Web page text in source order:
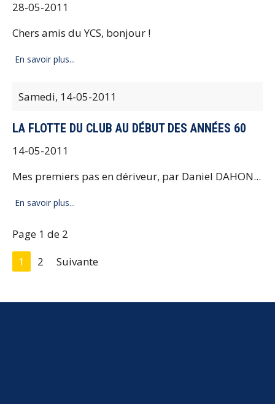
28-05-2011
Chers amis du YCS, bonjour !
En savoir plus...
Samedi, 14-05-2011
LA FLOTTE DU CLUB AU DÉBUT DES ANNÉES 60
14-05-2011
Mes premiers pas en dériveur, par Daniel DAHON...
En savoir plus...
Page 1 de 2
1
2 Suivante